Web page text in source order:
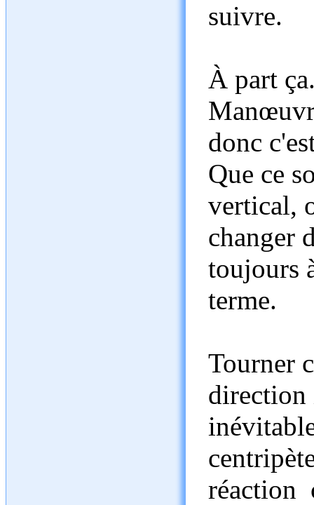
suivre.
À part
donc
Que ce
vertical,
changer
toujours
terme.
Tourner
direction
réaction